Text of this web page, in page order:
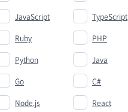
JavaScript TypeScript
Ruby PHP
Python Java
Go C#
Node.js React